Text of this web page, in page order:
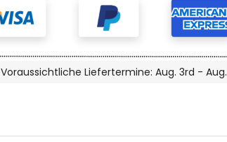
Voraussichtliche Liefertermine: Aug. 3rd -